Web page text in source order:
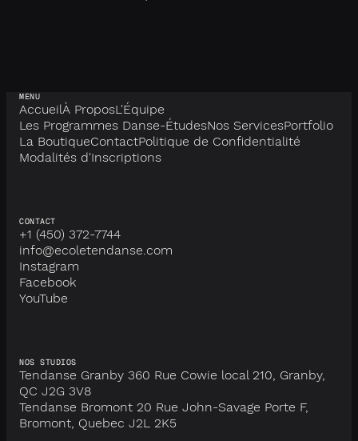
MENU
AccueilÀ ProposL'Équipe
Les Programmes Danse-ÉtudesNos ServicesPortfolio
La BoutiqueContactPolitique de Confidentialité
Modalités d'Inscriptions
CONTACT
+1 (450) 372-7744
info@ecoletendanse.com
Instagram
Facebook
YouTube
NOS STUDIOS
Tendanse Granby 360 Rue Cowie local 210, Granby,
QC J2G 3V8
Tendanse Bromont 20 Rue John-Savage Porte F,
Bromont, Quebec J2L 2K5